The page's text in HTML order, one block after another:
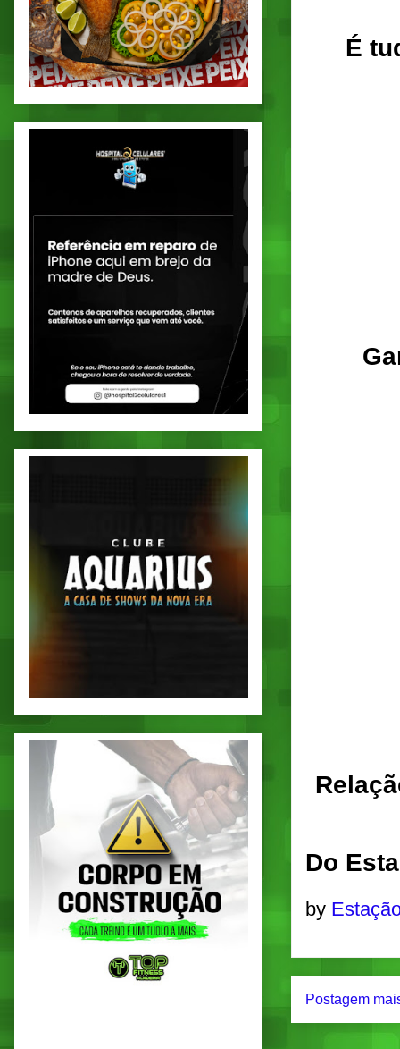
É
Do
by
Postagem